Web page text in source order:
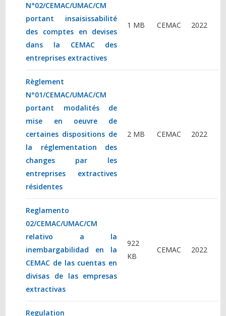
N°02/CEMAC/UMAC/CM
portant insaisissabilité
des comptes en devises
dans la CEMAC des
entreprises extractives
1 MB CEMAC 2022
Règlement
N°01/CEMAC/UMAC/CM
portant modalités de
mise en oeuvre de
certaines dispositions de
la réglementation des
changes par les
entreprises extractives
résidentes
2 MB CEMAC 2022
Reglamento
02/CEMAC/UMAC/CM
relativo a la
inembargabilidad en la
CEMAC de las cuentas en
divisas de las empresas
extractivas
922
KB
CEMAC 2022
Regulation